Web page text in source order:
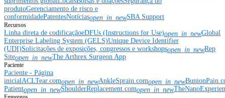
produtoGerenciamento de risco e
conformidadePatentesNotíciasopen_in_newSBA Support
Recursos
Linha direta de codificaçãoeDFUs (Instructions for Use)open_in_newGlobal
Enterprise Labeling System (GELS)Unique Device Identifier
(UDI)Solicitações de exposições, congressos e workshopsopen_in_newRep
Siteopen_in_newThe Arthrex Surgeon App
Paciente
Paciente - Página
inicial ACLTear.comopen_in_newAnkleSprain.comopen_in_new
Patientopen_in_newShoulderReplacement.comopen_in_new